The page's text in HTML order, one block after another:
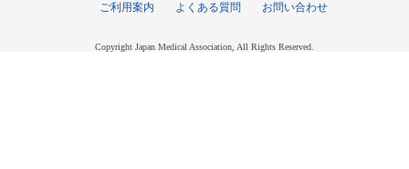
ご利用案内 よくある質問 お問い合わせ
Copyright Japan Medical Association, All Rights Reserved.